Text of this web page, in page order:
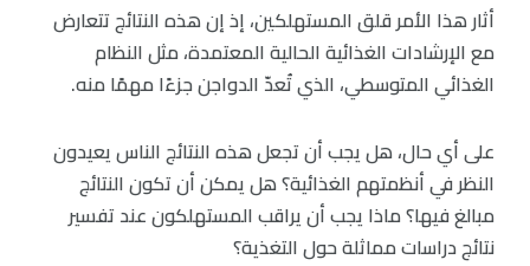
أثار هذا الأمر قلق المستهلكين، إذ إن هذه النتائج تتعارض
مع الإرشادات الغذائية الحالية المعتمدة، مثل النظام
الغذائي المتوسطي، الذي تُعدّ الدواجن جزءًا مهمًا منه.
على أي حال، هل يجب أن تجعل هذه النتائج الناس يعيدون
النظر في أنظمتهم الغذائية؟ هل يمكن أن تكون النتائج
مبالغ فيها؟ ماذا يجب أن يراقب المستهلكون عند تفسير
نتائج دراسات مماثلة حول التغذية؟